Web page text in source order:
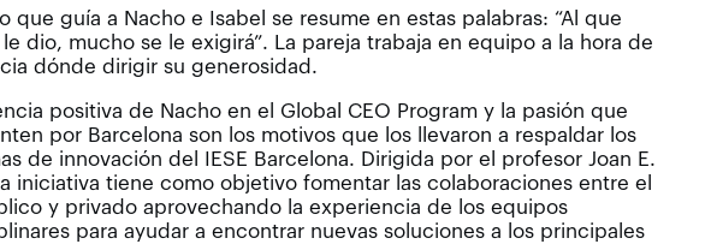
que guía a Nacho e Isabel se resume en estas palabras: “Al que
dio, mucho se le exigirá”. La pareja trabaja en equipo a la hora de
dónde dirigir su generosidad.
positiva de Nacho en el Global CEO Program y la pasión que
por Barcelona son los motivos que los llevaron a respaldar los
de innovación del IESE Barcelona. Dirigida por el profesor Joan E.
iniciativa tiene como objetivo fomentar las colaboraciones entre el
y privado aprovechando la experiencia de los equipos
para ayudar a encontrar nuevas soluciones a los principales